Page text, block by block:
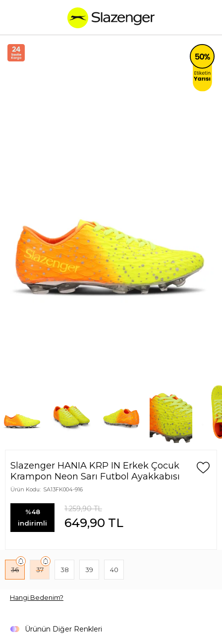
Slazenger HANIA KRP IN Erkek Çocuk
Krampon Neon Sarı Futbol Ayakkabısı
Ürün Kodu: SA13FK004-916
%48
indirimli
1.259,90TL
649,90 TL
36 37 38 39 40
Hangi Bedenim?
Ürünün Diğer Renkleri